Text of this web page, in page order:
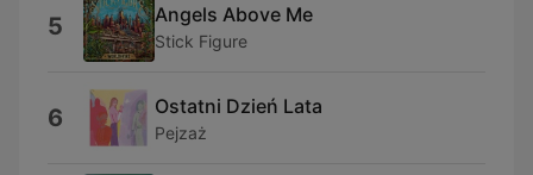
5 Angels Above Me
Stick Figure
6 Ostatni Dzień Lata
Pejzaż